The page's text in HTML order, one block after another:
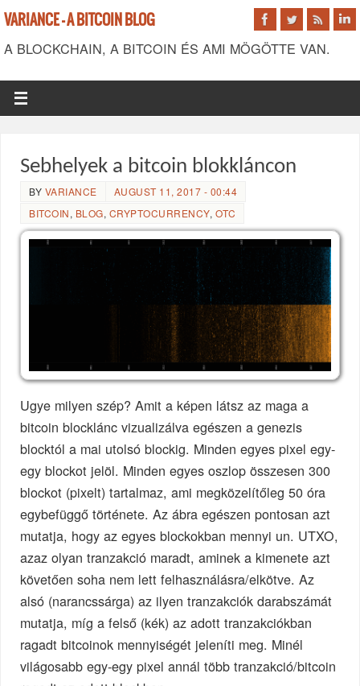
VARIANCE - A BITCOIN BLOG
A BLOCKCHAIN, A BITCOIN ÉS AMI MÖGÖTTE VAN.
Sebhelyek a bitcoin blokkláncon
BY VARIANCE
AUGUST 11, 2017 - 00:44
BITCOIN, BLOG, CRYPTOCURRENCY, OTC
Ugye milyen szép? Amit a képen látsz az maga a
bitcoin blocklánc vizualizálva egészen a genezis
blocktól a mai utolsó blockig. Minden egyes pixel egy-
egy blockot jelöl. Minden egyes oszlop összesen 300
blockot (pixelt) tartalmaz, ami megközelítőleg 50 óra
egybefüggő története. Az ábra egészen pontosan azt
mutatja, hogy az egyes blockokban mennyi un. UTXO,
azaz olyan tranzakció maradt, aminek a kimenete azt
követően soha nem lett felhasználásra/elkötve. Az
alsó (narancssárga) az ilyen tranzakciók darabszámát
mutatja, míg a felső (kék) az adott tranzakciókban
ragadt bitcoinok mennyiségét jeleníti meg. Minél
világosabb egy-egy pixel annál több tranzakció/bitcoin